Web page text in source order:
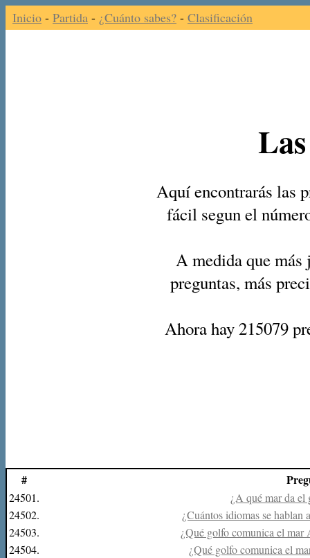
Inicio - Partida - ¿Cuánto sabes? - Clasificación
Aquí encontrarás las
fácil segun el
A medida que más
preguntas, más
Ahora hay 215079
#
24501.
¿A qué mar da el
24502.
¿Cuántos idiomas se hablan
24503.
¿Qué golfo comunica el
24504.
¿Qué golfo comunica el